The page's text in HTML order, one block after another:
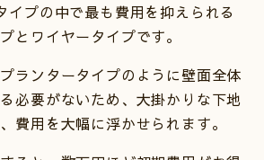
イプの中で最も費用を抑えられる
とワイヤータイプです。
ランタータイプのように壁面全体
必要がないため、大掛かりな下地
費用を大幅に浮かせられます。